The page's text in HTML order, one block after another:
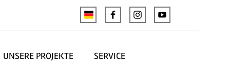
UNSERE PROJEKTE SERVICE